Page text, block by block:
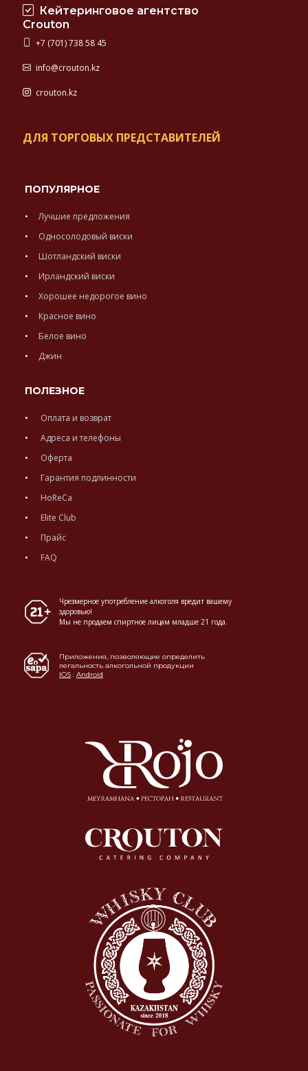
Кейтеринговое агентство
Crouton
+7 (701) 738 58 45
info@crouton.kz
crouton.kz
ДЛЯ ТОРГОВЫХ ПРЕДСТАВИТЕЛЕЙ
ПОПУЛЯРНОЕ
Лучшие предложения
Односолодовый виски
Шотландский виски
Ирландский виски
Хорошее недорогое вино
Красное вино
Белое вино
Джин
ПОЛЕЗНОЕ
Оплата и возврат
Адреса и телефоны
Оферта
Гарантия подлинности
HoReCa
Elite Club
Прайс
FAQ
Чрезмерное употребление алкоголя вредит вашему
здоровью!
Мы не продаем спиртное лицам младше 21 года.
Приложения, позволяющие определить
легальность алкогольной продукции
IOS . Android